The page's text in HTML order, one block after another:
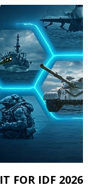
IT FOR IDF 2026